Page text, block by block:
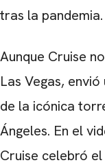
tras la pandemia.
Aunque Cruise
Las Vegas,
de la icónica
Ángeles. En el
Cruise celebró